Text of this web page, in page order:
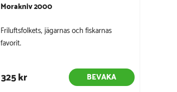
Morakniv 2000
Friluftsfolkets, jägarnas och fiskarnas
favorit.
325 kr BEVAKA